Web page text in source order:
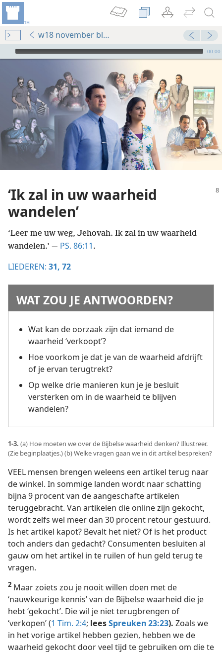
w18 november blz. 8-12
Audio Player
00:00
‘Ik zal in uw waarheid
wandelen’
‘Leer me uw weg, Jehovah. Ik zal in uw waarheid
wandelen.’ — PS. 86:11 .
LIEDEREN: 31, 72
WAT ZOU JE ANTWOORDEN?
Wat kan de oorzaak zijn dat iemand de
waarheid ‘verkoopt’?
Hoe voorkom je dat je van de waarheid afdrijft
of je ervan terugtrekt?
Op welke drie manieren kun je je besluit
versterken om in de waarheid te blijven
wandelen?
1-3. (a) Hoe moeten we over de Bijbelse waarheid denken? Illustreer.
(Zie beginplaatjes.) (b) Welke vragen gaan we in dit artikel bespreken?
VEEL mensen brengen weleens een artikel terug naar
de winkel. In sommige landen wordt naar schatting
bijna 9 procent van de aangeschafte artikelen
teruggebracht. Van artikelen die online zijn gekocht,
wordt zelfs wel meer dan 30 procent retour gestuurd.
Is het artikel kapot? Bevalt het niet? Of is het product
toch anders dan gedacht? Consumenten besluiten al
gauw om het artikel in te ruilen of hun geld terug te
vragen.
2 Maar zoiets zou je nooit willen doen met de
‘nauwkeurige kennis’ van de Bijbelse waarheid die je
hebt ‘gekocht’. Die wil je niet terugbrengen of
‘verkopen’ (1 Tim. 2:4; leesSpreuken 23:23). Zoals we
in het vorige artikel hebben gezien, hebben we de
waarheid gekocht door veel tijd te gebruiken om die te